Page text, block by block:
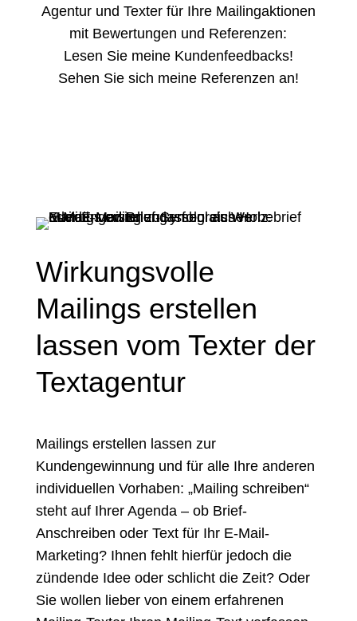
Agentur und Texter für Ihre Mailingaktionen
mit Bewertungen und Referenzen:
Lesen Sie meine Kundenfeedbacks!
Sehen Sie sich meine Referenzen an!
Wirkungsvolle
Mailings erstellen
lassen vom Texter der
Textagentur
Mailings erstellen lassen zur
Kundengewinnung und für alle Ihre anderen
individuellen Vorhaben: „Mailing schreiben“
steht auf Ihrer Agenda – ob Brief-
Anschreiben oder Text für Ihr E-Mail-
Marketing? Ihnen fehlt hierfür jedoch die
zündende Idee oder schlicht die Zeit? Oder
Sie wollen lieber von einem erfahrenen